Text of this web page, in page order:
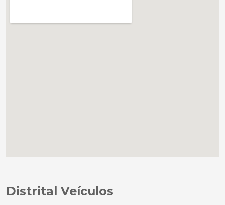
Distrital Veículos